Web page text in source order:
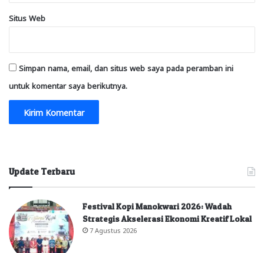
Situs Web
Simpan nama, email, dan situs web saya pada peramban ini
untuk komentar saya berikutnya.
Update Terbaru
Festival Kopi Manokwari 2026: Wadah
Strategis Akselerasi Ekonomi Kreatif Lokal
7 Agustus 2026